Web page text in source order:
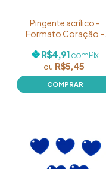
Pingente acrílico -
Formato Coração -
Color - Pacote com 05
unidades
R$5,45
R$4,91comPix